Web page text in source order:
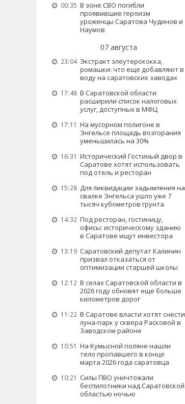
00:35 В зоне СВО погибли
проявившие героизм
уроженцы Саратова Чудинов и
Наумов
07 августа
23:04 Экстракт элеутерококка,
ромашки: что еще добавляют в
воду на саратовских заводах
17:48 В Саратовской области
расширили список налоговых
услуг, доступных в МФЦ
17:11 На мусорном полигоне в
Энгельсе площадь возгорания
уменьшилась на 30%
16:31 Исторический Гостиный двор в
Саратове хотят использовать
под отель и ресторан
15:28 Для ликвидации задымления на
свалке Энгельса ушло уже 7
тысяч кубометров грунта
14:32 Под ресторан, гостиницу,
офисы: историческому зданию
в Саратове ищут инвестора
13:19 Саратовский депутат Калинин
призвал отказаться от
оптимизации старшей школы
12:12 В селах Саратовской области в
2026 году обновят еще больше
километров дорог
11:22 В Саратове власти хотят снести
луна-парк у сквера Расковой в
Заводском районе
10:51 На Кумысной поляне нашли
тело пропавшего в конце
марта 2026 года саратовца
10:21 Силы ПВО уничтожали
беспилотники над Саратовской
областью ночью